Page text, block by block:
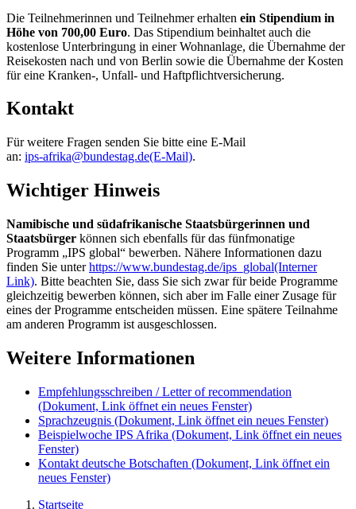
Die Teilnehmerinnen und Teilnehmer erhalten ein Stipendium in
Höhe von 700,00 Euro. Das Stipendium beinhaltet auch die
kostenlose Unterbringung in einer Wohnanlage, die Übernahme der
Reisekosten nach und von Berlin sowie die Übernahme der Kosten
für eine Kranken‑, Unfall- und Haftpflichtversicherung.
Kontakt
Für weitere Fragen senden Sie bitte eine E-Mail
an: ips‑afrika@bundestag.de(E-Mail).
Wichtiger Hinweis
Namibische und südafrikanische Staatsbürgerinnen und
Staatsbürger können sich ebenfalls für das fünfmonatige
Programm „IPS global“ bewerben. Nähere Informationen dazu
finden Sie unterhttps://www.bundestag.de/ips_global(Interner
Link). Bitte beachten Sie, dass Sie sich zwar für beide Programme
gleichzeitig bewerben können, sich aber im Falle einer Zusage für
eines der Programme entscheiden müssen. Eine spätere Teilnahme
am anderen Programm ist ausgeschlossen.
Weitere Informationen
Empfehlungsschreiben / Letter of recommendation
(Dokument, Link öffnet ein neues Fenster)
Sprachzeugnis (Dokument, Link öffnet ein neues Fenster)
Beispielwoche IPS Afrika (Dokument, Link öffnet ein neues
Fenster)
Kontakt deutsche Botschaften (Dokument, Link öffnet ein
neues Fenster)
Startseite